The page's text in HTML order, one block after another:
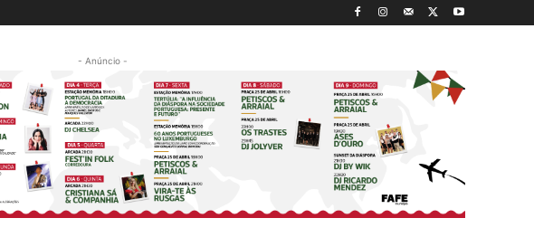
- Anúncio -